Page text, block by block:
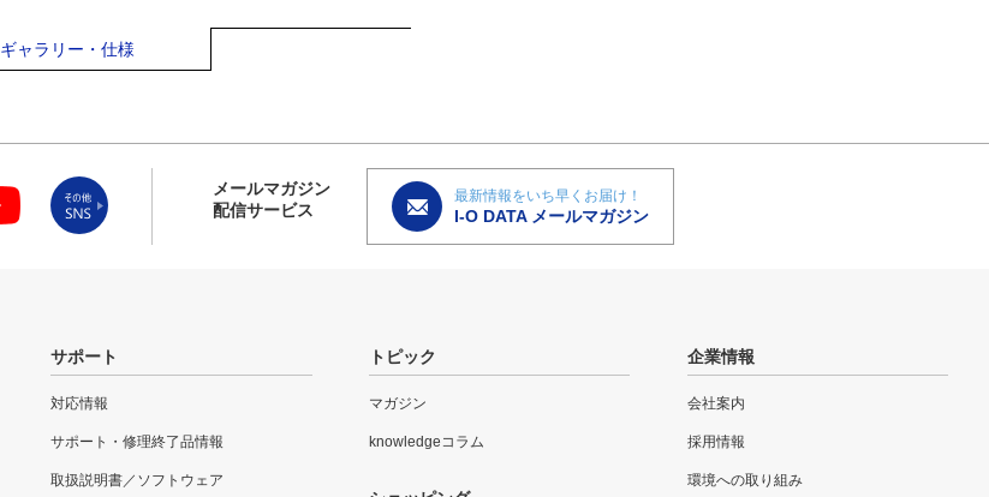
ギャラリー・仕様
メールマガジン
配信サービス
最新情報をいち早くお届け！
I-O DATA メールマガジン
サポート
対応情報
サポート・修理終了品情報
取扱説明書／ソフトウェア
トピック
マガジン
knowledgeコラム
企業情報
会社案内
採用情報
環境への取り組み